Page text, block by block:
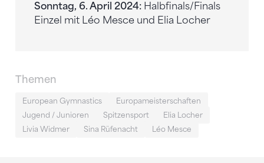
Sonntag, 6. April 2024: Halbfinals/Finals
Einzel mit Léo Mesce und Elia Locher
Themen
European Gymnastics
Europameisterschaften
Jugend / Junioren
Spitzensport
Elia Locher
Livia Widmer
Sina Rüfenacht Léo Mesce